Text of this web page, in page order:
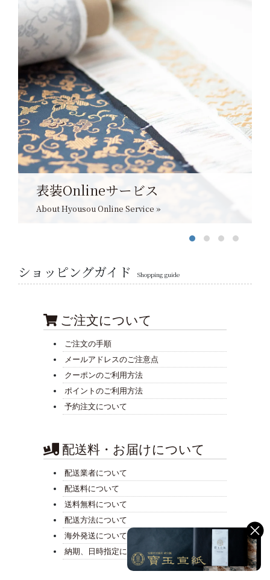
表装Onlineサービス
About Hyousou Online Service »
ショッピングガイド Shopping guide
ご注文について
ご注文の手順
メールアドレスのご注意点
クーポンのご利用方法
ポイントのご利用方法
予約注文について
配送料・お届けについて
配送業者について
配送料について
送料無料について
配送方法について
海外発送について
納期、日時指定について